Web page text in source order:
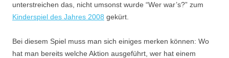
unterstreichen das, nicht umsonst wurde “Wer war’s?” zum
Kinderspiel des Jahres 2008 gekürt.
Bei diesem Spiel muss man sich einiges merken können: Wo
hat man bereits welche Aktion ausgeführt, wer hat einem